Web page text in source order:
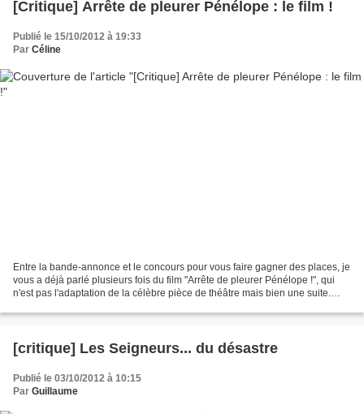
[Critique] Arrête de pleurer Pénélope : le film !
Publié le 15/10/2012 à 19:33
Par Céline
Entre la bande-annonce et le concours pour vous faire gagner des places, je
vous a déjà parlé plusieurs fois du film "Arrête de pleurer Pénélope !", qui
n'est pas l'adaptation de la célèbre pièce de théâtre mais bien une suite.
[critique] Les Seigneurs... du désastre
Publié le 03/10/2012 à 10:15
Par Guillaume